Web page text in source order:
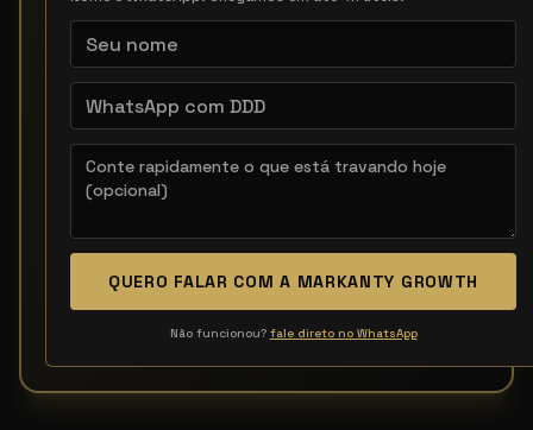
QUERO FALAR COM A MARKANTY GROWTH
Não funcionou? fale direto no WhatsApp